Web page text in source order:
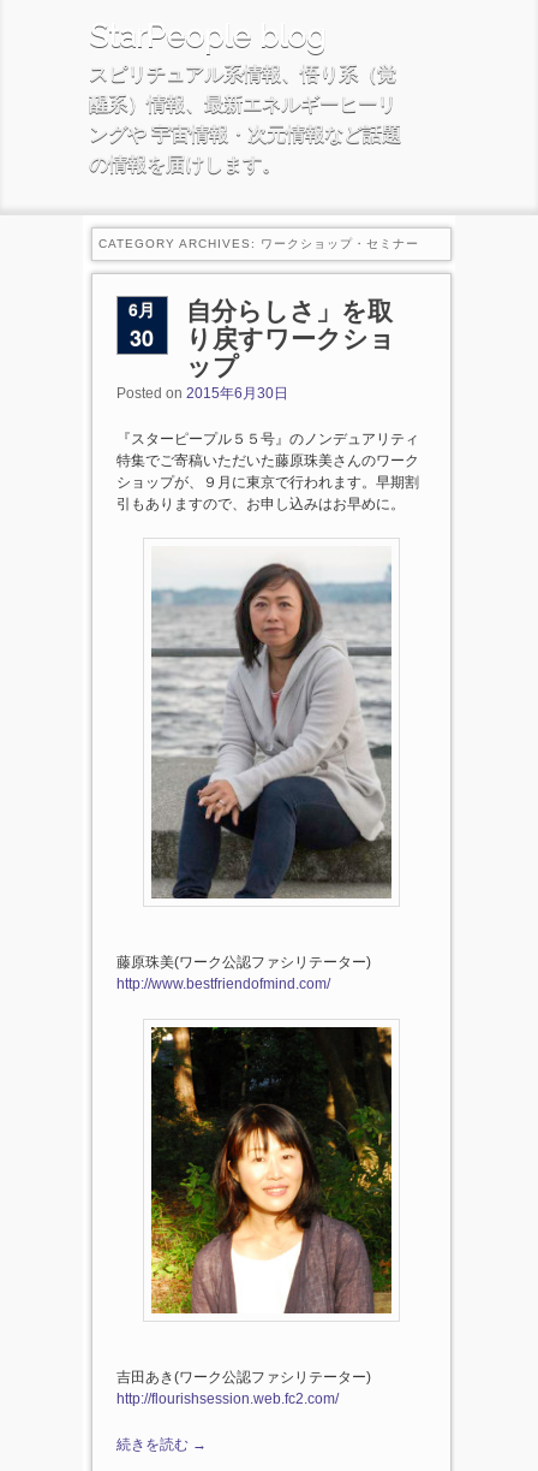
StarPeople blog
スピリチュアル系情報、悟り系（覚
醒系）情報、最新エネルギーヒーリ
ングや 宇宙情報・次元情報など話題
の情報を届けします。
CATEGORY ARCHIVES: ワークショップ・セミナー
6月
30
自分らしさ」を取
り戻すワークショ
ップ
Posted on 2015年6月30日
『スターピープル５５号』のノンデュアリティ
特集でご寄稿いただいた藤原珠美さんのワーク
ショップが、９月に東京で行われます。早期割
引もありますので、お申し込みはお早めに。
藤原珠美(ワーク公認ファシリテーター)
http://www.bestfriendofmind.com/
吉田あき(ワーク公認ファシリテーター)
http://flourishsession.web.fc2.com/
続きを読む →